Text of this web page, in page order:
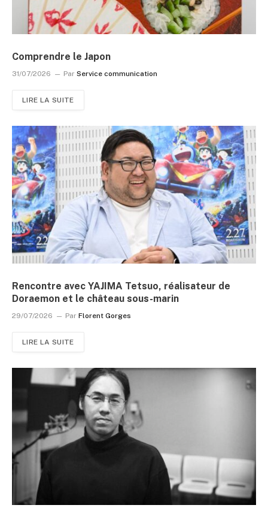
Comprendre le Japon
31/07/2026 Par Service communication
LIRE LA SUITE
Rencontre avec YAJIMA Tetsuo, réalisateur de
Doraemon et le château sous-marin
29/07/2026 Par Florent Gorges
LIRE LA SUITE